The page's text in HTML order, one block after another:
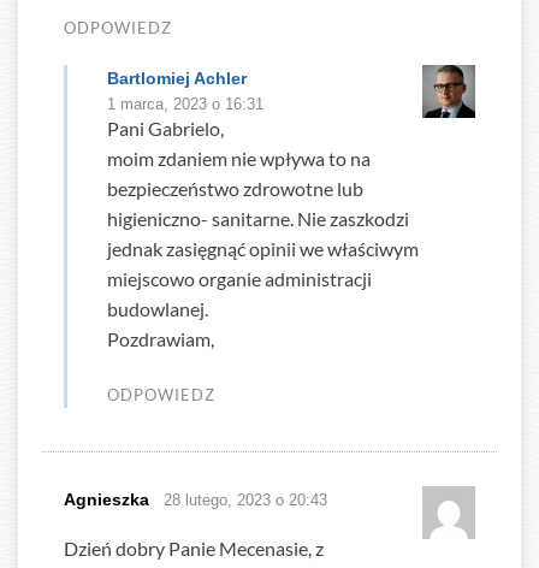
ODPOWIEDZ
Bartlomiej Achler
1 marca, 2023 o 16:31
Pani Gabrielo,
moim zdaniem nie wpływa to na
bezpieczeństwo zdrowotne lub
higieniczno- sanitarne. Nie zaszkodzi
jednak zasięgnąć opinii we właściwym
miejscowo organie administracji
budowlanej.
Pozdrawiam,
ODPOWIEDZ
Agnieszka 28 lutego, 2023 o 20:43
Dzień dobry Panie Mecenasie, z